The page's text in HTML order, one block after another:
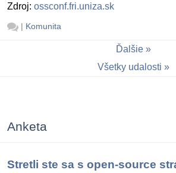
Zdroj: ossconf.fri.uniza.sk
| Komunita
Ďalšie
Všetky udalosti
Anketa
Stretli ste sa s open-source